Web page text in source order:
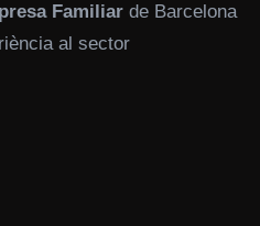
Familiar de Barcelona
al sector